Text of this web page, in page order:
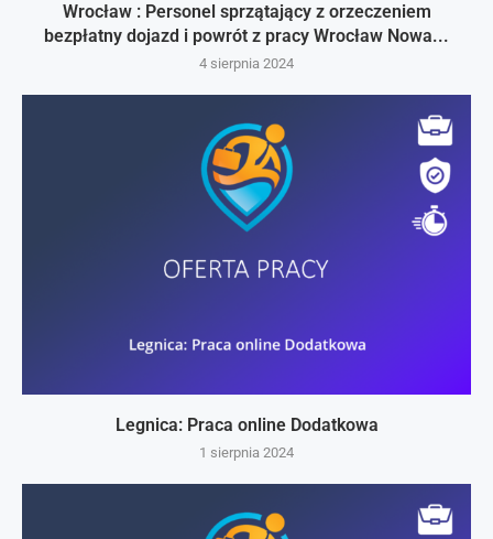
Wrocław : Personel sprzątający z orzeczeniem
bezpłatny dojazd i powrót z pracy Wrocław Nowa...
4 sierpnia 2024
Legnica: Praca online Dodatkowa
1 sierpnia 2024